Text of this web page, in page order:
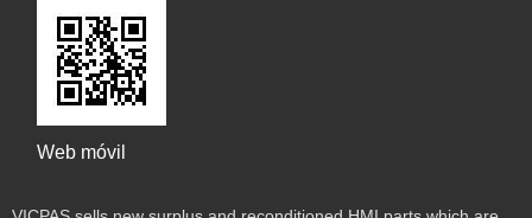
Web móvil